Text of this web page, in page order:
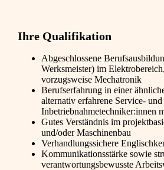
Ihre Qualifikation
Abgeschlossene
Werksmeister) im
vorzugsweise Mechatronik
Berufserfahrung in einer
alternativ erfahrene Service- und
Inbetriebnahmetechniker:innen
Gutes Verständnis im
und/oder Maschinenbau
Verhandlungssichere
Kommunikationsstärke sowie
verantwortungsbewusste